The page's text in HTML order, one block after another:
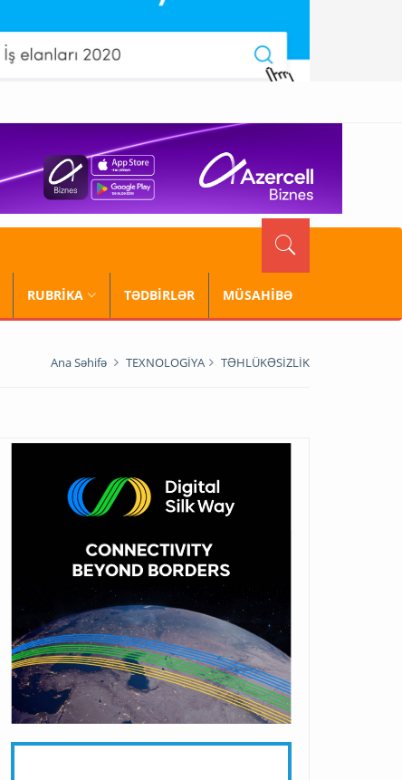
RUBRİKA TƏDBİRLƏR MÜSAHİBƏ
Ana Səhifə TEXNOLOGİYA TƏHLÜKƏSİZLİK